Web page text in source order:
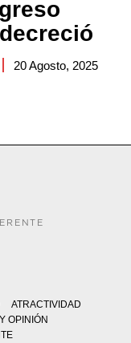
20 Agosto, 2025
ATRACTIVIDAD
OPINIÓN